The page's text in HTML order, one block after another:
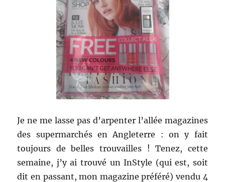
Eslor
Je ne me lasse pas d’arpenter l’allée magazines
des supermarchés en Angleterre : on y fait
toujours de belles trouvailles ! Tenez, cette
semaine, j’y ai trouvé un InStyle (qui est, soit
dit en passant, mon magazine préféré) vendu 4